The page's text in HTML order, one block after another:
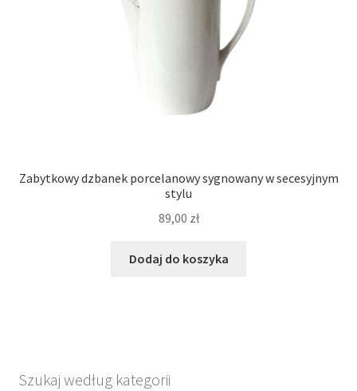
Zabytkowy dzbanek porcelanowy sygnowany w secesyjnym
stylu
89,00 zł
Dodaj do koszyka
Szukaj według kategorii